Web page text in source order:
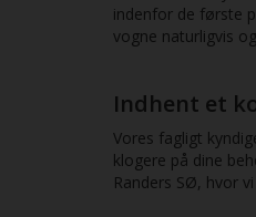
indenfor de første
vogne naturligvis
Indhent et
Vores fagligt
klogere på dine
Randers SØ, hvor